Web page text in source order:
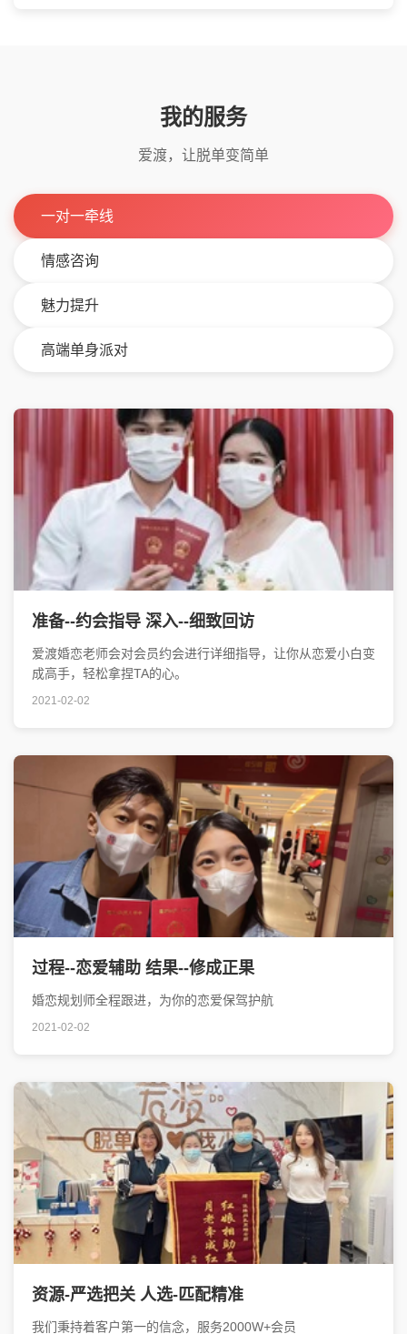
我的服务
爱渡，让脱单变简单
一对一牵线
情感咨询
魅力提升
高端单身派对
准备--约会指导 深入--细致回访
爱渡婚恋老师会对会员约会进行详细指导，让你从恋爱小白变
成高手，轻松拿捏TA的心。
2021-02-02
过程--恋爱辅助 结果--修成正果
婚恋规划师全程跟进，为你的恋爱保驾护航
2021-02-02
资源-严选把关 人选-匹配精准
我们秉持着客户第一的信念，服务2000W+会员